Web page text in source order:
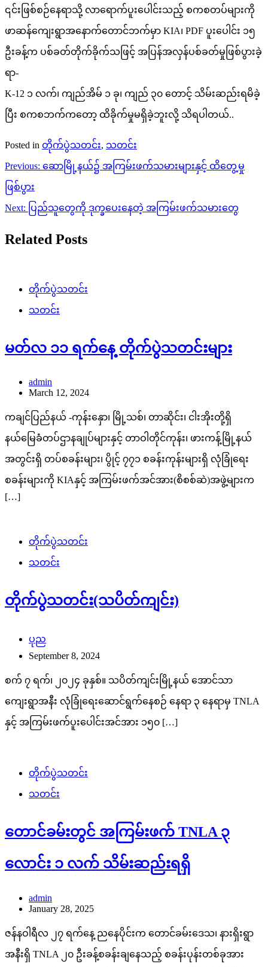
၎င်းဖြစ်စဉ်နေရာသို့ လာရောက်ပူးပေါင်းသည့် စကစတပ်များကို
ဖာဆန်ကျေးရွာအနောက်တောင်ဘက်မှာ KIA၊ PDF ပူးပေါင်း ၁၅
ဦးခန့်က ပစ်ခတ်တိုက်ခိုက်သဖြင့် အပြန်အလှန်ပစ်ခတ်မှုဖြစ်ပွားခဲ့
ရာ-
K-12 ၁ လက်၊ ကျည်အိမ် ၁ ခု၊ ကျည် ၃၀ တောင့် သိမ်းဆည်းရမိခဲ့
ပြီး စကစဘက်ကတော့ ထိခိုက်မှုမရှိခဲ့ဘူးလို့ သိရပါတယ်..
Posted in တိုက်ပွဲသတင်း, သတင်း
Post
navigation
Previous: ဆောမြို့နယ်၌ အကြမ်း‌ဖက်သမားများနှင့် ထိတွေ့မှု
ဖြစ်ပွား
Next: ပြည်သူတွေကို ဒုက္ခပေး‌နေတဲ့ အကြမ်းဖက်သမားတွေ
Related Posts
တိုက်ပွဲသတင်း
သတင်း
မတ်လ ၁၁ ရက်နေ့ တိုက်ပွဲသတင်းများ
admin
March 12, 2024
ကချင်ပြည်နယ် -ကုန်းနှော၊ မြို့သစ်၊ တာဆိုင်း၊ ငါးအိုးတို့ရှိ
နယ်မြေခံတပ်ဌာနချုပ်များနှင့် တာဝါတိုင်ကုန်း၊ ဖားကန့်မြို့နယ်
အတွင်းရှိ တပ်စခန်းများ၊ ပွိုင့် ၇၇၁ စခန်းကုန်းများရှိ လုံခြုံရေး
စခန်းများကို KIAနှင့် အကြမ်းဖက်အင်အား(စိစစ်ဆဲ)အဖွဲ့များက
[…]
တိုက်ပွဲသတင်း
သတင်း
တိုက်ပွဲသတင်း(သပိတ်ကျင်း)
ပုည
September 8, 2024
စက် ၇ ရက်၊ ၂၀၂၄ ခုနှစ်။ သပိတ်ကျင်းမြို့နယ် အောင်သာ
ကျေးရွာအနီး လုံခြုံရေးဆောင်ရွက်နေစဉ် နေရာ ၃ နေရာမှ TNLA
နှင့် အကြမ်းဖက်ပူးပေါင်းအင်အား ၁၅၀ […]
တိုက်ပွဲသတင်း
သတင်း
တောင်ခမ်းတွင် အကြမ်းဖက် TNLA ၃
လောင်း ၁ လက် သိမ်းဆည်းရရှိ
admin
January 28, 2025
ဇန်နဝါရီလ ၂၇ ရက်နေ့ ညနေပိုင်းက တောင်ခမ်းဒေသ၊ နားရှိးရွာ
အနီးရှိ TNLA ၂၀ ဦးခန့်စခန်းချနေသည့် စခန်းပုန်းတစ်ခုအား